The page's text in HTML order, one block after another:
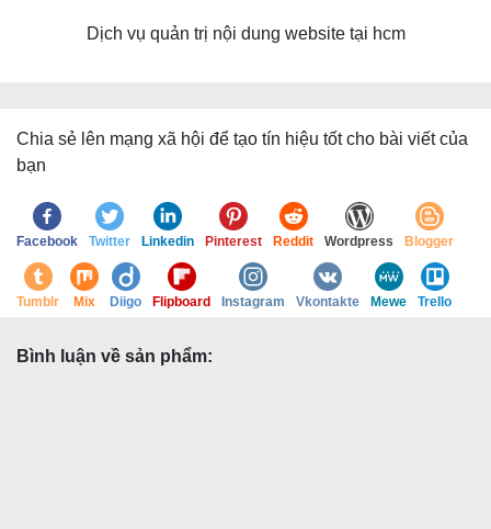
Dịch vụ quản trị nội dung website tại hcm
Chia sẻ lên mạng xã hội để tạo tín hiệu tốt cho bài viết của
bạn
Facebook Twitter Linkedin Pinterest Reddit Wordpress Blogger
Tumblr Mix Diigo Flipboard Instagram Vkontakte Mewe Trello
Bình luận về sản phẩm: